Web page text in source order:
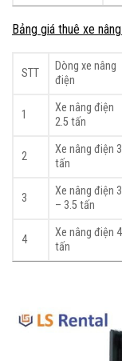
Bảng giá thuê xe
STT
Dòng xe nâng
điện
1
Xe nâng điện
2.5 tấn
2
Xe nâng điện 3
tấn
3
Xe nâng điện 3
– 3.5 tấn
4
Xe nâng điện 4
tấn